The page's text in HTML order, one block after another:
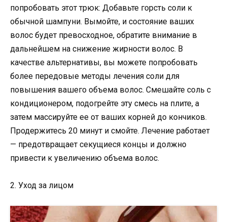
попробовать этот трюк: Добавьте горсть соли к
обычной шампуни. Вымойте, и состояние ваших
волос будет превосходное, обратите внимание в
дальнейшем на снижение жирности волос. В
качестве альтернативы, вы можете попробовать
более передовые методы лечения соли для
повышения вашего объема волос. Смешайте соль с
кондиционером, подогрейте эту смесь на плите, а
затем массируйте ее от ваших корней до кончиков.
Продержитесь 20 минут и смойте. Лечение работает
— предотвращает секущиеся концы и должно
привести к увеличению объема волос.
2. Уход за лицом